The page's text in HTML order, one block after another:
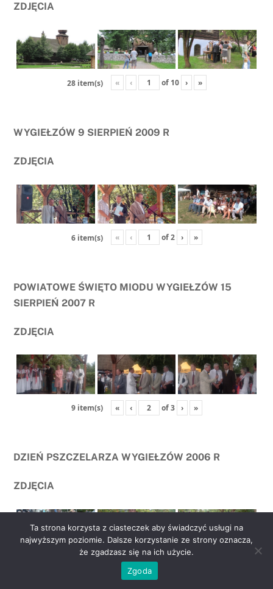
ZDJĘCIA
28 item(s) « ‹ of 10 › »
WYGIEŁZÓW 9 SIERPIEŃ 2009 R
ZDJĘCIA
6 item(s) « ‹ of2 › »
POWIATOWE ŚWIĘTO MIODU WYGIEŁZÓW 15
SIERPIEŃ 2007 R
ZDJĘCIA
9 item(s) « ‹ of3 › »
DZIEŃ PSZCZELARZA WYGIEŁZÓW 2006 R
ZDJĘCIA
‹
Ta strona korzysta z ciasteczek aby świadczyć usługi na
najwyższym poziomie. Dalsze korzystanie ze strony oznacza,
że zgadzasz się na ich użycie.
Zgoda